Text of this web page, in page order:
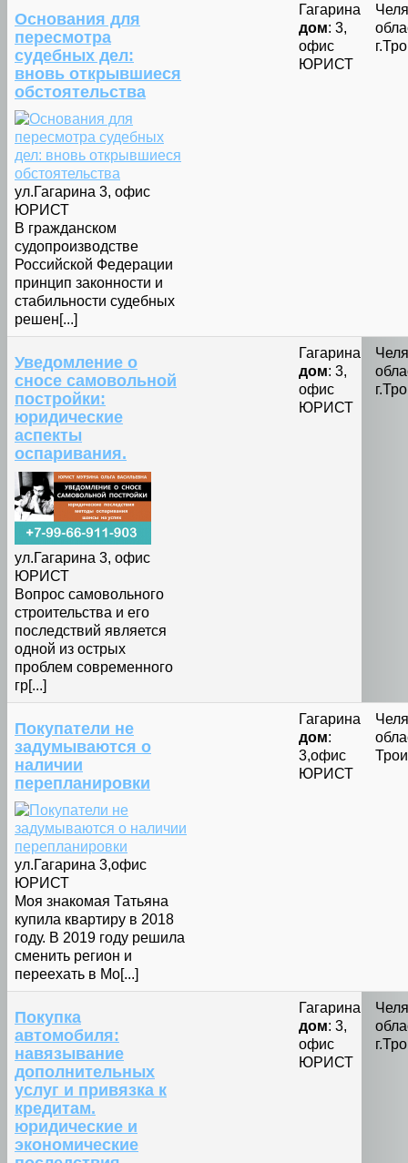
Основания для
пересмотра
судебных дел:
вновь открывшиеся
обстоятельства
ул.Гагарина 3, офис
ЮРИСТ
В гражданском
судопроизводстве
Российской Федерации
принцип законности и
стабильности судебных
решен[...]
Гагарина
дом: 3,
офис
ЮРИСТ
Уведомление о
сносе самовольной
постройки:
юридические
аспекты
оспаривания.
ул.Гагарина 3, офис
ЮРИСТ
Вопрос самовольного
строительства и его
последствий является
одной из острых
проблем современного
гр[...]
Гагарина
дом: 3,
офис
ЮРИСТ
Покупатели не
задумываются о
наличии
перепланировки
ул.Гагарина 3,офис
ЮРИСТ
Моя знакомая Татьяна
купила квартиру в 2018
году. В 2019 году решила
сменить регион и
переехать в Мо[...]
Гагарина
дом:
3,офис
ЮРИСТ
Покупка
автомобиля:
навязывание
дополнительных
услуг и привязка к
кредитам.
юридические и
экономические
Гагарина
дом: 3,
офис
ЮРИСТ